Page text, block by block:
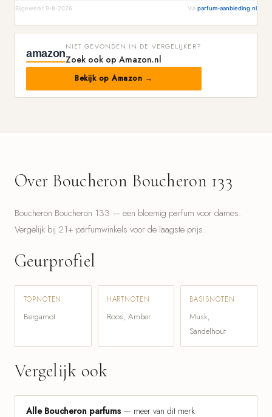
Bijgewerkt 9-8-2026 Via parfum-aanbieding.nl
amazon
NIET GEVONDEN IN DE VERGELIJKER?
Zoek ook op Amazon.nl
Bekijk op Amazon →
Over Boucheron Boucheron 133
Boucheron Boucheron 133 — een bloemig parfum voor dames.
Vergelijk bij 21+ parfumwinkels voor de laagste prijs.
Geurprofiel
TOPNOTEN
Bergamot
HARTNOTEN
Roos, Amber
BASISNOTEN
Musk,
Sandelhout
Vergelijk ook
Alle Boucheron parfums — meer van dit merk